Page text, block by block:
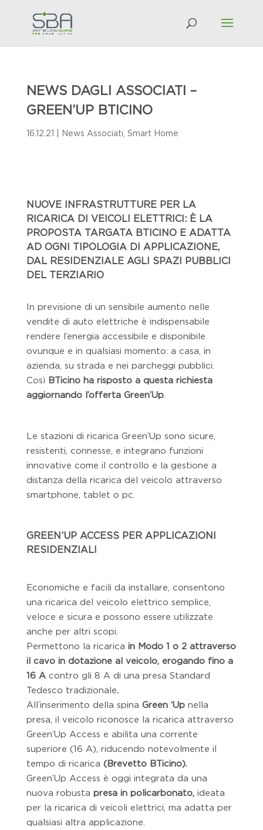
NEWS DAGLI ASSOCIATI –
GREEN’UP BTICINO
16.12.21 News Associati Smart Home
NUOVE INFRASTRUTTURE PER LA
RICARICA DI VEICOLI ELETTRICI: È LA
PROPOSTA TARGATA BTICINO E ADATTA
AD OGNI TIPOLOGIA DI APPLICAZIONE,
DAL RESIDENZIALE AGLI SPAZI PUBBLICI
DEL TERZIARIO
In previsione di un sensibile aumento nelle
vendite di auto elettriche è indispensabile
rendere l’energia accessibile e disponibile
ovunque e in qualsiasi momento: a casa, in
azienda, su strada e nei parcheggi pubblici.
Così BTicino ha rispostoa questa richiesta
aggiornando l’offerta Green’Up.
Le stazioni di ricarica Green’Up sono sicure,
resistenti, connesse, e integrano funzioni
innovative come il controllo e la gestione a
distanza della ricarica del veicolo attraverso
smartphone, tablet o pc.
GREEN’UP ACCESS PER APPLICAZIONI
RESIDENZIALI
Economiche e facili da installare, consentono
una ricarica del veicolo elettrico semplice,
veloce e sicura e possono essere utilizzate
anche per altri scopi.
Permettono la ricarica in Modo 1 o 2 attraverso
il cavo in dotazione al veicolo, erogando fino a
16 A contro gli 8 A di una presa Standard
Tedesco tradizionale
All’inserimento della spina Green ‘Upnella
presa, il veicolo riconosce la ricarica attraverso
Green’Up Access e abilita una corrente
superiore (16 A), riducendo notevolmente il
tempo di ricarica (Brevetto BTicino).
Green’Up Access è oggi integrata da una
nuova robusta presa in policarbonato, ideata
per la ricarica di veicoli elettrici, ma adatta per
qualsiasi altra applicazione.